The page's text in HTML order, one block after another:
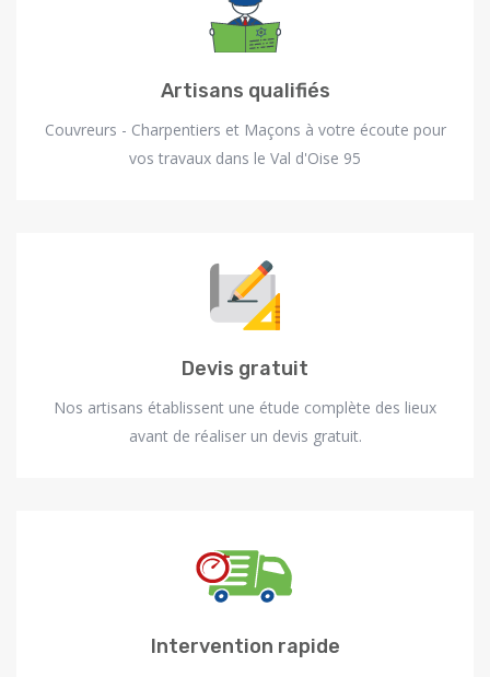
Artisans qualifiés
Couvreurs - Charpentiers et Maçons à votre écoute pour
vos travaux dans le Val d'Oise 95
Devis gratuit
Nos artisans établissent une étude complète des lieux
avant de réaliser un devis gratuit.
Intervention rapide